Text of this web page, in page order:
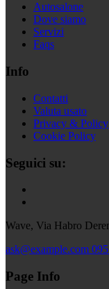
Autosalone
Dove siamo
Servizi
Faqs
Info
Contatti
Valuta usato
Privacy & Policy
Cookie Policy
Seguici su:
Wave, Via Habro
ask@example.com
Page Info